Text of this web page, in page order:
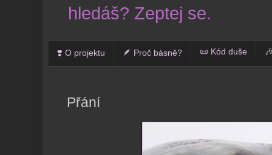
hledáš? Zeptej se.
❣️ O projektu 🪶 Proč básně? 📜 Kód duše
Přání